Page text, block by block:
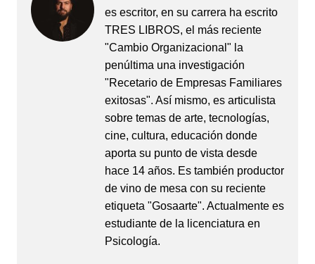
es escritor, en su carrera ha escrito
TRES LIBROS, el más reciente
"Cambio Organizacional" la
penúltima una investigación
"Recetario de Empresas Familiares
exitosas". Así mismo, es articulista
sobre temas de arte, tecnologías,
cine, cultura, educación donde
aporta su punto de vista desde
hace 14 años. Es también productor
de vino de mesa con su reciente
etiqueta "Gosaarte". Actualmente es
estudiante de la licenciatura en
Psicología.